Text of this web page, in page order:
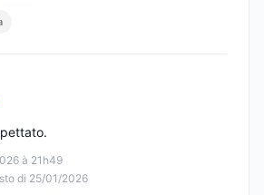
à 21h49
di 25/01/2026